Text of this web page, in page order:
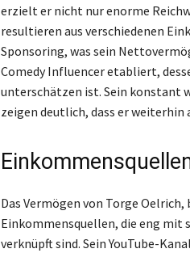
erzielt er nicht nur enorme
resultieren aus verschiedenen
Sponsoring, was sein
Comedy Influencer etabliert,
unterschätzen ist. Sein konstant
zeigen deutlich, dass er
Das Vermögen von Torge
Einkommensquellen, die eng mit
verknüpft sind. Sein YouTube-